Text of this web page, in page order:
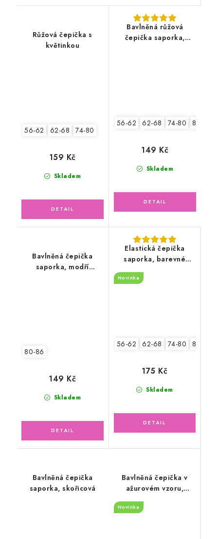
Růžová čepička s
květinkou
56-62 62-68 74-80
Skladem
159 Kč
Bavlněná růžová
čepička saporka,
56-62 62-68 74-80 80-86
Skladem
149 Kč
Bavlněná čepička
saporka, modří
80-86
Skladem
149 Kč
Elastická čepička
saporka, barevné
Novinka
56-62 62-68 74-80 80-86
Skladem
175 Kč
Bavlněná čepička
saporka, skořicová
Bavlněná čepička v
ažurovém vzoru,
Novinka